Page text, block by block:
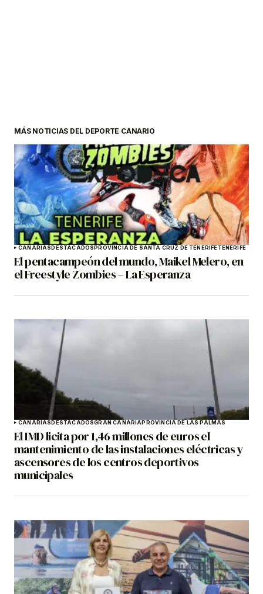
MÁS NOTICIAS DEL DEPORTE CANARIO
CANARIASDESTACADOSPROVINCIA DE SANTA CRUZ DE TENERIFETENERIFE
El pentacampeón del mundo, Maikel Melero, en
el Freestyle Zombies – La Esperanza
CANARIASDESTACADOSGRAN CANARIAPROVINCIA DE LAS PALMAS
El IMD licita por 1,46 millones de euros el
mantenimiento de las instalaciones eléctricas y
ascensores de los centros deportivos
municipales